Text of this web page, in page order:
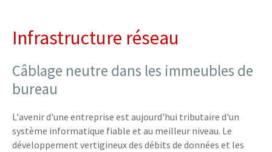
Infrastructure réseau
Câblage neutre dans les immeubles de
bureau
L'avenir d'une entreprise est aujourd'hui tributaire d'un
système informatique fiable et au meilleur niveau. Le
développement vertigineux des débits de données et les